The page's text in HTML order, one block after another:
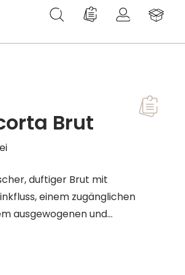
Du hast 0 Produkte
Brut
duftiger Brut mit
einem zugänglichen
und
belebt durch eine
Perlage. Im Duft ist er frisch,